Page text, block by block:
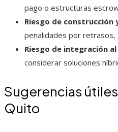
pago o estructuras
Riesgo de construcción
penalidades por
Riesgo de integración
considerar soluciones
Sugerencias
Quito